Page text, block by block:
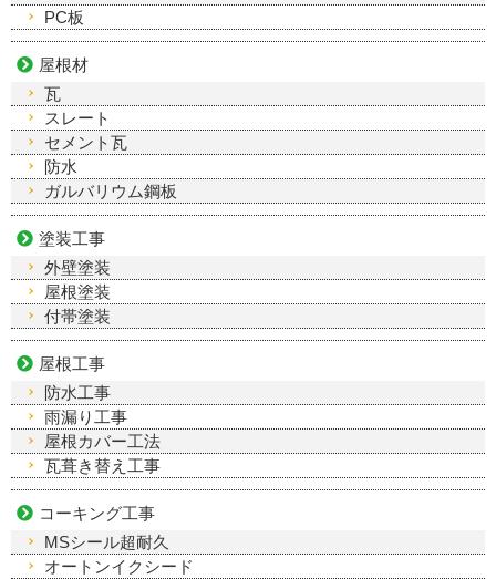
PC板
屋根材
瓦
スレート
セメント瓦
防水
ガルバリウム鋼板
塗装工事
外壁塗装
屋根塗装
付帯塗装
屋根工事
防水工事
雨漏り工事
屋根カバー工法
瓦葺き替え工事
コーキング工事
MSシール超耐久
オートンイクシード